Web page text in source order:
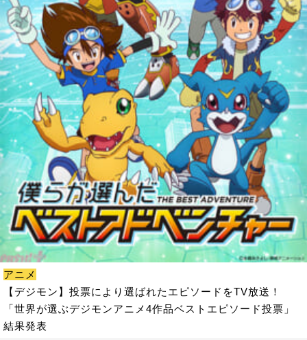
アニメ
【デジモン】投票により選ばれたエピソードをTV放送！
「世界が選ぶデジモンアニメ4作品ベストエピソード投票」
結果発表